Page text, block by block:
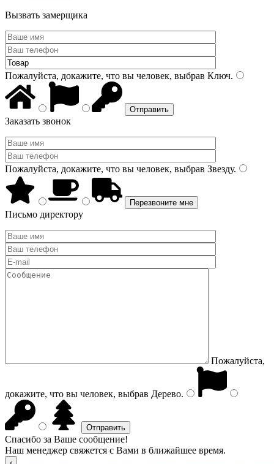
Вызвать замерщика
Пожалуйста, докажите, что вы человек, выбрав Ключ.
Заказать звонок
Пожалуйста, докажите, что вы человек, выбрав Звезду.
Письмо директору
Пожалуйста,
докажите, что вы человек, выбрав Дерево.
Спасибо за Ваше сообщение!
Наш менеджер свяжется с Вами в ближайшее время.